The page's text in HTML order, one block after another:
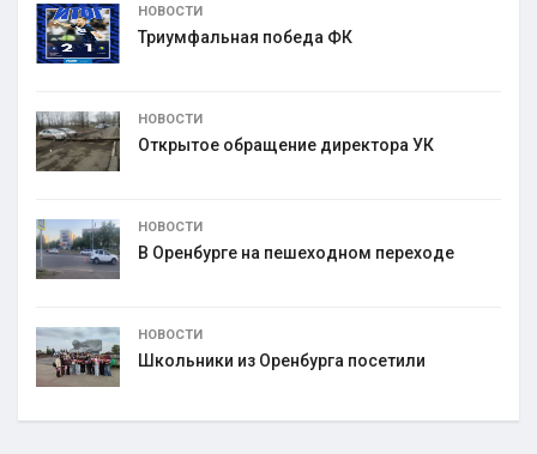
НОВОСТИ
Триумфальная победа ФК
НОВОСТИ
Открытое обращение директора УК
НОВОСТИ
В Оренбурге на пешеходном переходе
НОВОСТИ
Школьники из Оренбурга посетили